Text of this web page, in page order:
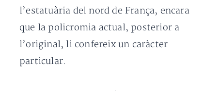
l’estatuària del nord de França, encara
que la policromia actual, posterior a
l’original, li confereix un caràcter
particular.